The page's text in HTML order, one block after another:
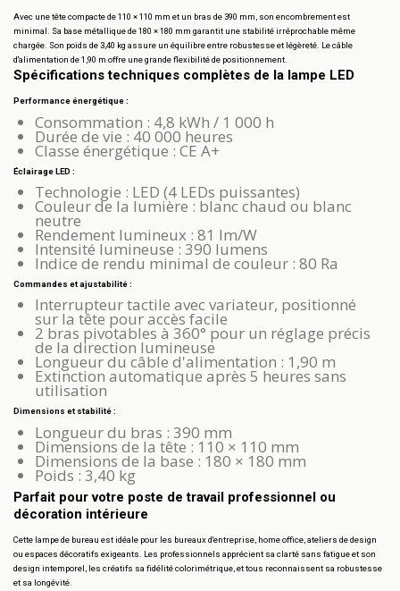
Avec une tête compacte de 110 × 110 mm et un bras de 390 mm, son encombrement est
minimal. Sa base métallique de 180 × 180 mm garantit une stabilité irréprochable même
chargée. Son poids de 3,40 kg assure un équilibre entre robustesse et légèreté. Le câble
d'alimentation de 1,90 m offre une grande flexibilité de positionnement.
Spécifications techniques complètes de la lampe LED
Performance énergétique :
Consommation : 4,8 kWh / 1 000 h
Durée de vie : 40 000 heures
Classe énergétique : CE A+
Éclairage LED :
Technologie : LED (4 LEDs puissantes)
Couleur de la lumière : blanc chaud ou blanc
neutre
Rendement lumineux : 81 lm/W
Intensité lumineuse : 390 lumens
Indice de rendu minimal de couleur : 80 Ra
Commandes et ajustabilité :
Interrupteur tactile avec variateur, positionné
sur la tête pour accès facile
2 bras pivotables à 360° pour un réglage précis
de la direction lumineuse
Longueur du câble d'alimentation : 1,90 m
Extinction automatique après 5 heures sans
utilisation
Dimensions et stabilité :
Longueur du bras : 390 mm
Dimensions de la tête : 110 × 110 mm
Dimensions de la base : 180 × 180 mm
Poids : 3,40 kg
Parfait pour votre poste de travail professionnel ou
décoration intérieure
Cette lampe de bureau est idéale pour les bureaux d'entreprise, home office, ateliers de design
ou espaces décoratifs exigeants. Les professionnels apprécient sa clarté sans fatigue et son
design intemporel, les créatifs sa fidélité colorimétrique, et tous reconnaissent sa robustesse
et sa longévité.